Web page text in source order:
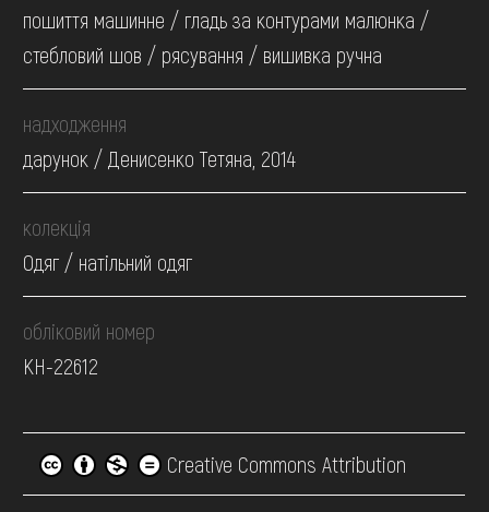
пошиття машинне / гладь за контурами малюнка /
стебловий шов / рясування / вишивка ручна
надходження
дарунок / Денисенко Тетяна, 2014
колекція
Одяг / натільний одяг
обліковий номер
КН-22612
Creative Commons Attribution